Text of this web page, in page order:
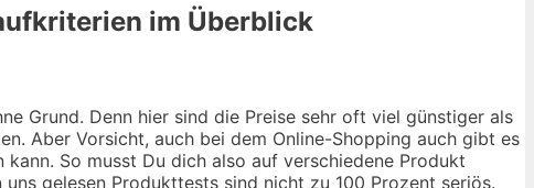
im Überblick
Grund. Denn hier sind die Preise sehr oft viel günstiger als
Aber Vorsicht, auch bei dem Online-Shopping auch gibt es
So musst Du dich also auf verschiedene Produkt
gelesen Produkttests sind nicht zu 100 Prozent seriös.